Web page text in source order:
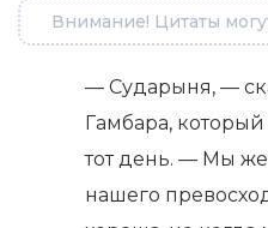
Внимание! Цитаты
— Сударыня, —
Гамбара,
тот день. — Мы
нашего